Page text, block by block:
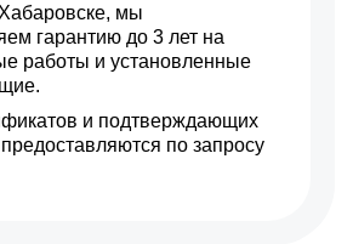
мы
гарантию до 3 лет на
работы и установленные
и подтверждающих
по запросу